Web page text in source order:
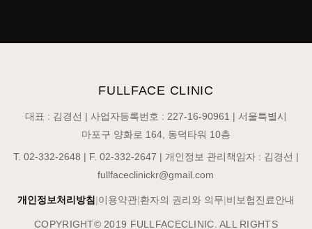
FULLFACE CLINIC
대표 : 김경선 | 사업자등록번호 : 227-16-90961 | 서울특별시
마포구 양화로 164, 동덕타워 10층
T. 02-332-2648 | F. 02-332-2647 | 개인정보 관리책임자 : 김경선 |
fullfaceclinickr@gmail.com
개인정보처리방침|이용약관|환자의 권리와 의무|비보험진료안내
COPYRIGHT© 2019 FULLFACECLINIC. ALL RIGHTS